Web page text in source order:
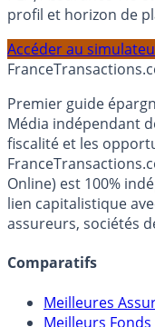
Calculez la
profil et horizon de
France
Premier guide
Média indépendant
fiscalité et les
Online) est 100%
assureurs, sociétés
Comparatifs